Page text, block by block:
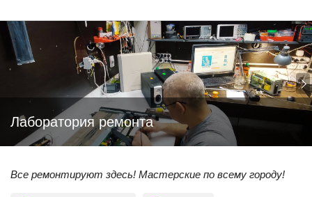
Лаборатория ремонта
Все ремонтируют здесь! Мастерские по всему городу!